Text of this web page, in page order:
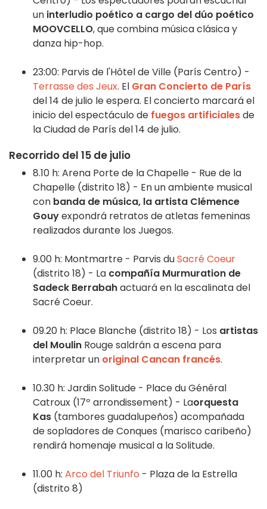
un interludio poético a cargo del dúo poético
MOOVCELLO, que combina música clásica y
danza hip-hop.
23:00: Parvis de l'Hôtel de Ville (París Centro) -
Terrasse des Jeux. El Gran Concierto de París
del 14 de julio le espera. El concierto marcará el
inicio del espectáculo de fuegos artificialesde
la Ciudad de París del 14 de julio.
Recorrido del 15 de julio
8.10 h: Arena Porte de la Chapelle - Rue de la
Chapelle (distrito 18) - En un ambiente musical
con banda de música, la artista Clémence
Gouyexpondrá retratos de atletas femeninas
realizados durante los Juegos.
9.00 h: Montmartre - Parvis duSacré Coeur
(distrito 18) - La compañía Murmuration de
Sadeck Berrabahactuará en la escalinata del
Sacré Coeur.
09.20 h: Place Blanche (distrito 18) - Los artistas
del Moulin Rouge saldrán a escena para
interpretar un original Cancan francés.
10.30 h: Jardin Solitude - Place du Général
Catroux (17º arrondissement) - Laorquesta
Kas (tambores guadalupeños) acompañada
de sopladores de Conques (marisco caribeño)
rendirá homenaje musical a la Solitude.
11.00 h: Arco del Triunfo - Plaza de la Estrella
(distrito 8)